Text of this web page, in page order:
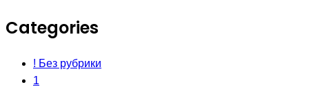
Categories
! Без рубрики
1